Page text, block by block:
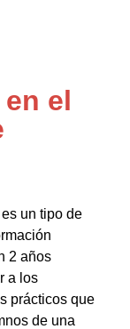
el
un tipo de
2 años
a los
prácticos que
de una